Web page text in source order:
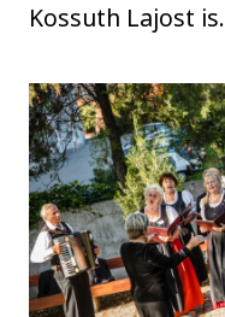
Kossuth Lajost is.